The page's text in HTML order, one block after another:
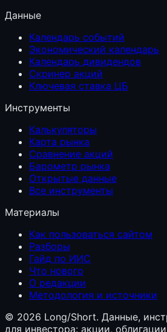
Данные
Календарь событий
Экономический календарь
Календарь дивидендов
Скринер акций
Ключевая ставка ЦБ
Инструменты
Калькуляторы
Карта рынка
Сравнение акций
Барометр рынка
Открытые данные
Все инструменты
Материалы
Как пользоваться сайтом
Разборы
Гайд по ИИС
Что нового
О редакции
Методология и источники
© 2026 Long/Short. Данные,
для инвестора: акции,